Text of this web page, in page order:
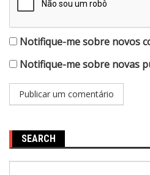
Notifique-me sobre novos
Notifique-me sobre novas
SEARCH